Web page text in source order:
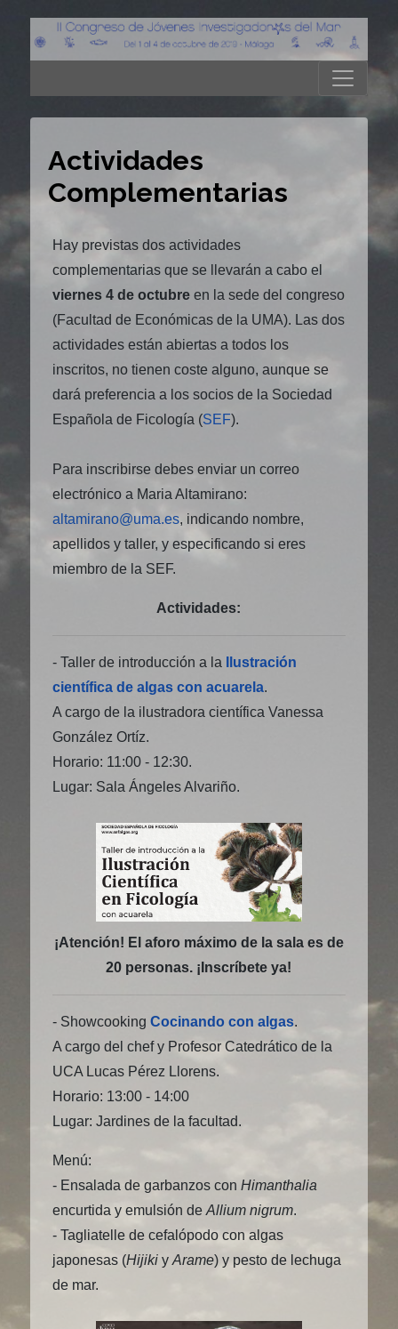
Actividades
Complementarias
Hay previstas dos actividades
complementarias que se llevarán a cabo el
viernes 4 de octubreen la sede del congreso
(Facultad de Económicas de la UMA). Las dos
actividades están abiertas a todos los
inscritos, no tienen coste alguno, aunque se
dará preferencia a los socios de la Sociedad
Española de Ficología (SEF).
Para inscribirse debes enviar un correo
electrónico a Maria Altamirano:
altamirano@uma.es, indicando nombre,
apellidos y taller, y especificando si eres
miembro de la SEF.
Actividades:
- Taller de introducción a la
Ilustración
científica de algas con acuarela.
A cargo de la ilustradora científica Vanessa
González Ortíz.
Horario: 11:00 - 12:30.
Lugar: Sala Ángeles Alvariño.
¡Atención! El aforo máximo de la sala es de
20 personas. ¡Inscríbete ya!
- Showcooking Cocinando con algas.
A cargo del chef y Profesor Catedrático de la
UCA Lucas Pérez Llorens.
Horario: 13:00 - 14:00
Lugar: Jardines de la facultad.
Menú:
- Ensalada de garbanzos con Himanthalia
encurtida y emulsión de Allium nigrum.
- Tagliatelle de cefalópodo con algas
japonesas (Hijikiy Arame) y pesto de lechuga
de mar.